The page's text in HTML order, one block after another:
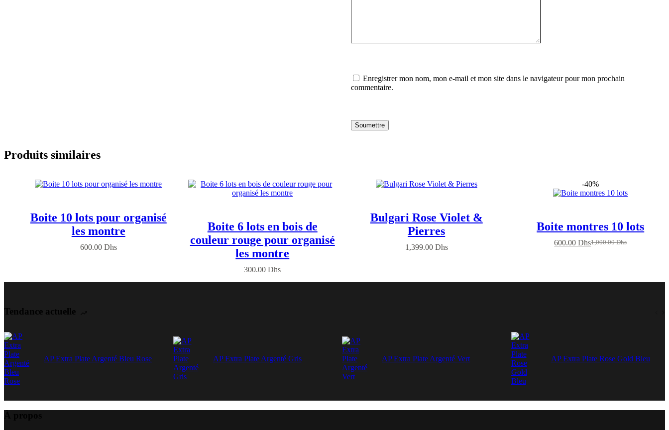
Enregistrer mon nom, mon e-mail et mon site dans le navigateur pour mon prochain
commentaire.
Soumettre
Produits similaires
Boite 10 lots pour organisé
les montre
600.00 Dhs
Boite 6 lots en bois de
couleur rouge pour organisé
les montre
300.00Dhs
Bulgari Rose Violet &
Pierres
1,399.00 Dhs
-40%
Boite montres 10 lots
1,000.00Dhs
Le
1,000.00 Dhs.
600.00DhsLe
600.00 Dhs.
Tendance actuelle
AP Extra Plate Argenté Bleu Rose AP Extra Plate Argenté Gris AP Extra Plate Argenté Vert AP Extra Plate Rose Gold Bleu